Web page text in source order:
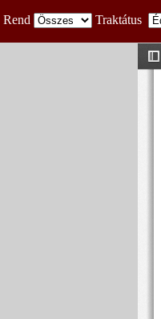
Rend Traktátus